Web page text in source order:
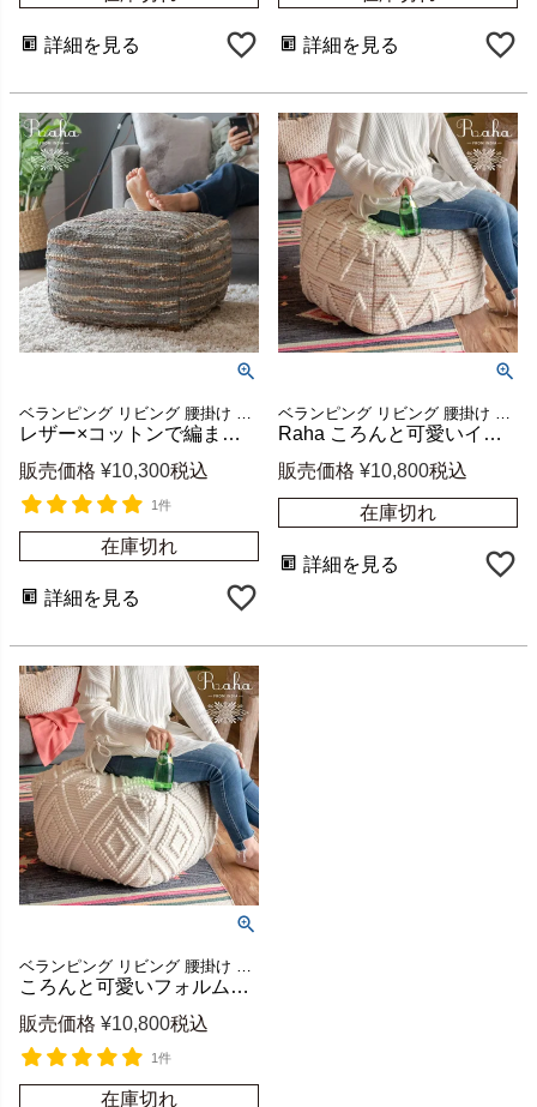
詳細を見る 詳細を見る
ベランピング リビング 腰掛け ビーズクッション オールシーズン
レザー×コットンで編まれたRahaのプフクッション グレー 約W55×D55×H37cm オットマンにも [34442-gy]
販売価格 ¥10,300税込
1件
在庫切れ
詳細を見る
ベランピング リビング 腰掛け ビーズクッション オールシーズン
Raha ころんと可愛いインドのプフクッション オットマン 約W55×D55×H37cm [34441-mt]
販売価格 ¥10,800税込
在庫切れ
詳細を見る
ベランピング リビング 腰掛け ビーズクッション オールシーズン
ころんと可愛いフォルムのインド製プフクッション オットマン兼用 約W55×D55×H37cm raha [34440-iv]
販売価格 ¥10,800税込
1件
在庫切れ